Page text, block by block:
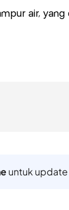
air,
untuk update